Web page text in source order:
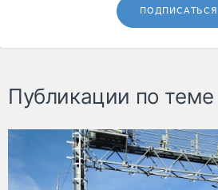
ПОДПИСАТЬСЯ
Публикации по теме